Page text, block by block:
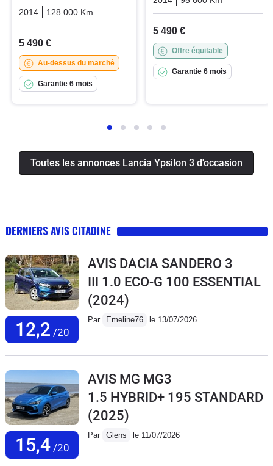
2014 128 000 Km Essence
5 490 €
Au-dessus du marché
Garantie 6 mois
5 490 €
Offre équitable
Garantie 6 mois
Toutes les annonces Lancia Ypsilon 3 d'occasion
DERNIERS AVIS CITADINE
12,2 /20
AVIS DACIA SANDERO 3
III 1.0 ECO-G 100 ESSENTIAL
(2024)
Par Emeline76 le 13/07/2026
15,4/20
AVIS MG MG3
1.5 HYBRID+ 195 STANDARD
(2025)
Par Glens le 11/07/2026